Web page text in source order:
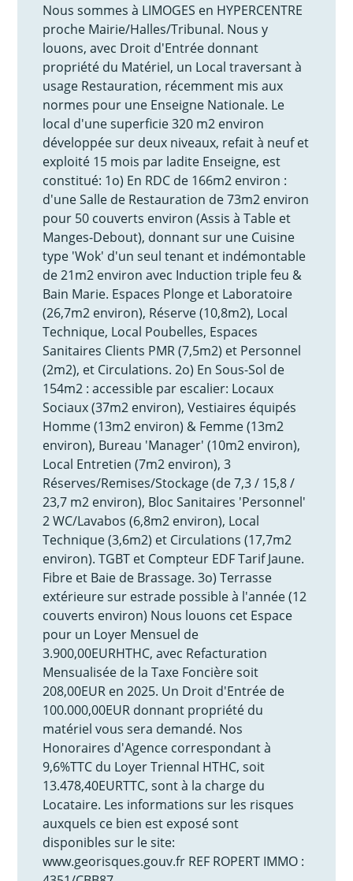
Nous sommes à LIMOGES en HYPERCENTRE
proche Mairie/Halles/Tribunal. Nous y
louons, avec Droit d'Entrée donnant
propriété du Matériel, un Local traversant à
usage Restauration, récemment mis aux
normes pour une Enseigne Nationale. Le
local d'une superficie 320 m2 environ
développée sur deux niveaux, refait à neuf et
exploité 15 mois par ladite Enseigne, est
constitué: 1o) En RDC de 166m2 environ :
d'une Salle de Restauration de 73m2 environ
pour 50 couverts environ (Assis à Table et
Manges-Debout), donnant sur une Cuisine
type 'Wok' d'un seul tenant et indémontable
de 21m2 environ avec Induction triple feu &
Bain Marie. Espaces Plonge et Laboratoire
(26,7m2 environ), Réserve (10,8m2), Local
Technique, Local Poubelles, Espaces
Sanitaires Clients PMR (7,5m2) et Personnel
(2m2), et Circulations. 2o) En Sous-Sol de
154m2 : accessible par escalier: Locaux
Sociaux (37m2 environ), Vestiaires équipés
Homme (13m2 environ) & Femme (13m2
environ), Bureau 'Manager' (10m2 environ),
Local Entretien (7m2 environ), 3
Réserves/Remises/Stockage (de 7,3 / 15,8 /
23,7 m2 environ), Bloc Sanitaires 'Personnel'
2 WC/Lavabos (6,8m2 environ), Local
Technique (3,6m2) et Circulations (17,7m2
environ). TGBT et Compteur EDF Tarif Jaune.
Fibre et Baie de Brassage. 3o) Terrasse
extérieure sur estrade possible à l'année (12
couverts environ) Nous louons cet Espace
pour un Loyer Mensuel de
3.900,00EURHTHC, avec Refacturation
Mensualisée de la Taxe Foncière soit
208,00EUR en 2025. Un Droit d'Entrée de
100.000,00EUR donnant propriété du
matériel vous sera demandé. Nos
Honoraires d'Agence correspondant à
9,6%TTC du Loyer Triennal HTHC, soit
13.478,40EURTTC, sont à la charge du
Locataire. Les informations sur les risques
auxquels ce bien est exposé sont
disponibles sur le site:
www.georisques.gouv.fr REF ROPERT IMMO :